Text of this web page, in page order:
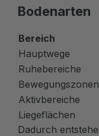
Bodenarten
Bereich
Hauptwege
Ruhebereiche
Bewegungszonen
Aktivbereiche
Liegeflächen
Dadurch